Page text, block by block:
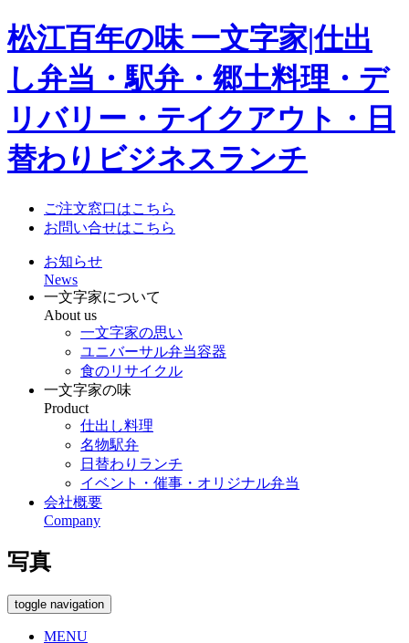
松江百年の味 一文字家|仕出
し弁当・駅弁・郷土料理・デ
リバリー・テイクアウト・日
替わりビジネスランチ
ご注文窓口はこちら
お問い合せはこちら
お知らせ
News
一文字家について
About us
一文字家の思い
ユニバーサル弁当容器
食のリサイクル
一文字家の味
Product
仕出し料理
名物駅弁
日替わりランチ
イベント・催事・オリジナル弁当
会社概要
Company
写真
toggle navigation
MENU